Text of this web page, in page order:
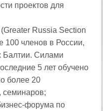
проектов для
Russia Section
100 членов в России,
Балтии. Силами
5 лет обучено
более 20
семинаров;
форума по